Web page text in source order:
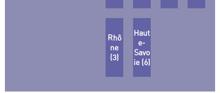
Rhô
ne
(3)
Haut
e-
Savo
ie (6)